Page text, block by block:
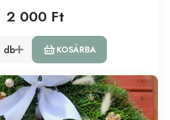
2 000 Ft
db KOSÁRBA